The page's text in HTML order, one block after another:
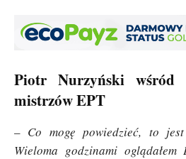
Piotr Nurzyński wśród
mistrzów EPT
– Co mogę powiedzieć, to
Wieloma godzinami oglądałem